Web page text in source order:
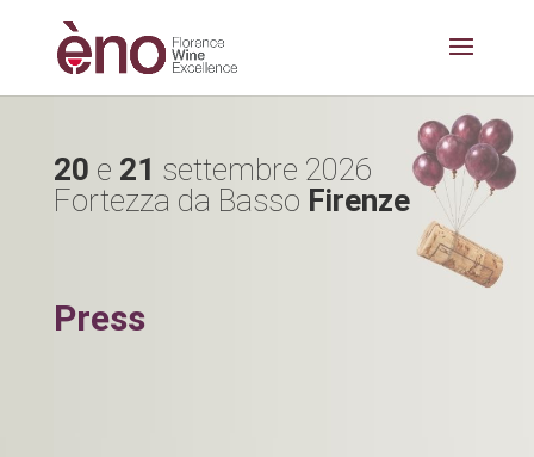
20 e 21 settembre 2026
Fortezza da Basso Firenze
Press